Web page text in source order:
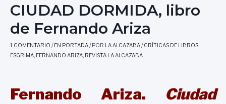
CIUDAD DORMIDA, libro
de Fernando Ariza
1 COMENTARIO /EN PORTADA/ POR LA ALCAZABA/CRÍTICAS DE LIBROS,
ESGRIMA, FERNANDO ARIZA, REVISTA LA ALCAZABA
Fernando Ariza. Ciudad